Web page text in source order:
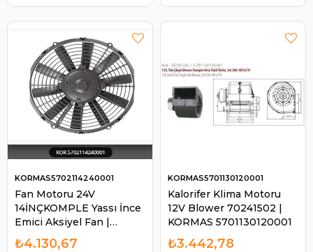
Fan Motoru 24V
14İNÇKOMPLE Yassı İnce
Emici Aksiyel Fan |
KORMAS 5702114240001
KORMAS5702114240001
₺4.130,67
Kalorifer Klima Motoru
12V Blower 70241502 |
KORMAS 5701130120001
KORMAS5701130120001
₺3.442,78